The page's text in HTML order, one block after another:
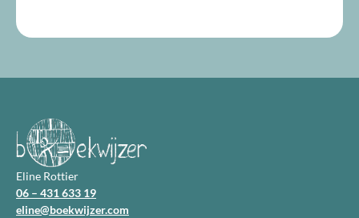
Eline Rottier
06 – 431 633 19
eline@boekwijzer.com